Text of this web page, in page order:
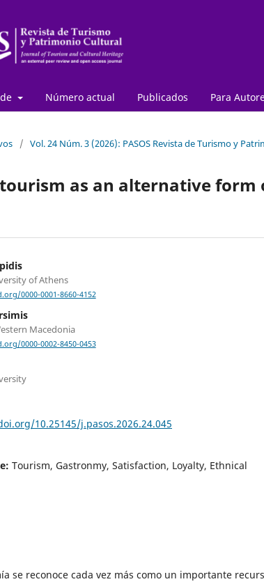
Número actual Publicados Para
/ Vol. 24 Núm. 3 (2026): PASOS Revista de Turismo y
as an alternative form
of Athens
0000-0001-8660-4152
Macedonia
0000-0002-8450-0453
10.25145/j.pasos.2026.24.045
Tourism, Gastronmy, Satisfaction, Loyalty, Ethnical
se reconoce cada vez más como un importante